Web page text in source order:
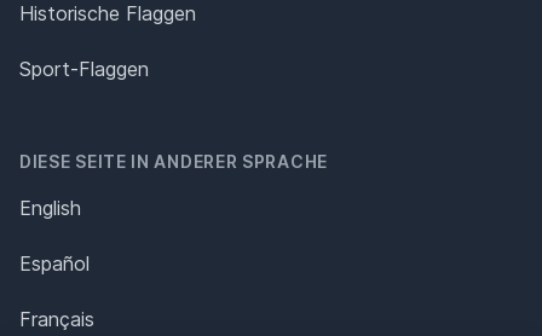
Historische Flaggen
Sport-Flaggen
DIESE SEITE IN ANDERER SPRACHE
English
Español
Français